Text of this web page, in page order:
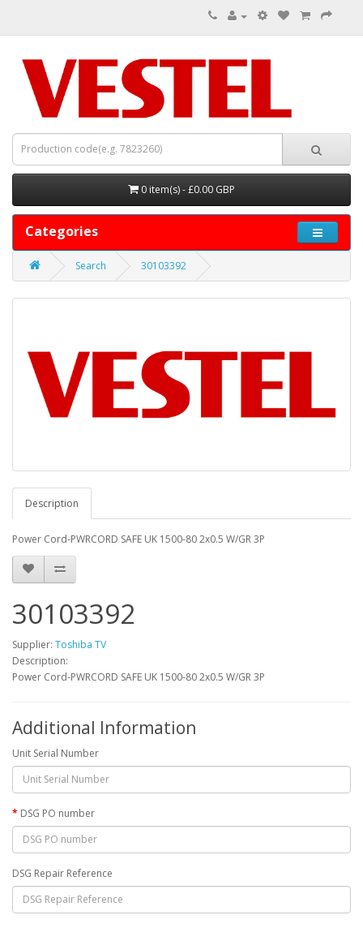
0 item(s) - £0.00 GBP
Categories
Search 30103392
Description
Power Cord-PWRCORD SAFE UK 1500-80 2x0.5 W/GR 3P
30103392
Supplier: Toshiba TV
Description:
Power Cord-PWRCORD SAFE UK 1500-80 2x0.5 W/GR 3P
Additional Information
Unit Serial Number
DSG PO number
DSG Repair Reference